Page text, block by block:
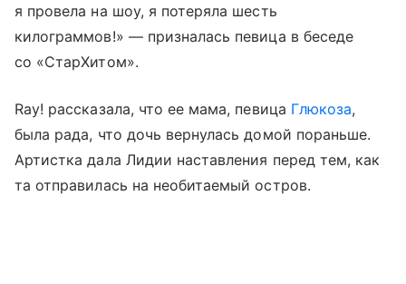
я провела на шоу, я потеряла шесть
килограммов!» — призналась певица в беседе
со «СтарХитом».
Ray! рассказала, что ее мама, певица Глюкоза,
была рада, что дочь вернулась домой пораньше.
Артистка дала Лидии наставления перед тем, как
та отправилась на необитаемый остров.